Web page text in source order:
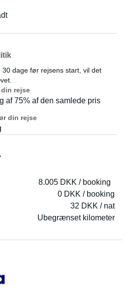
dage før rejsens start, vil det
din rejse
af 75% af den samlede pris
din rejse
8.005 DKK / booking
0 DKK / booking
32 DKK / nat
Ubegrænset kilometer